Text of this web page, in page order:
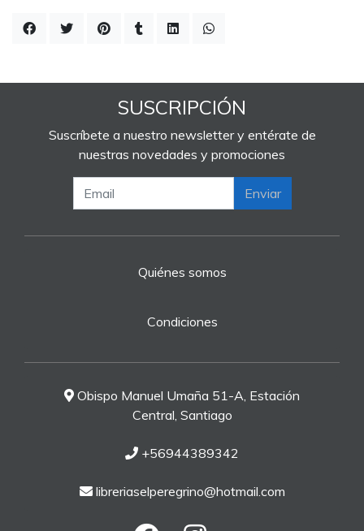
SUSCRIPCIÓN
Suscríbete a nuestro newsletter y entérate de
nuestras novedades y promociones
Enviar
Quiénes somos
Condiciones
Obispo Manuel Umaña 51-A, Estación
Central, Santiago
+56944389342
libreriaselperegrino@hotmail.com